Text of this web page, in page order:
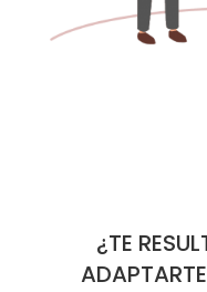
¿TE